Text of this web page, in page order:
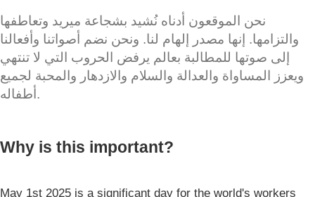
نحن الموقعون أدناه نُشيد بشجاعة ميريد وتعاطفها
والتزامها. إنها مصدر إلهام لنا. ونحن نضم أصواتنا وأفعالنا
إلى صوتها للمطالبة بعالم يرفض الحروب التي لا تنتهي
ويعزز المساواة والعدالة والسلام والازدهار والمحبة لجميع
أطفاله.
Why is this important?
May 1st 2025 is a significant day for the world's workers